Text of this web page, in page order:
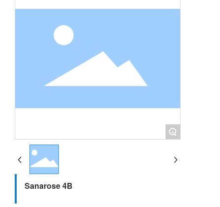
服务与支持
+
Sanarose 4B